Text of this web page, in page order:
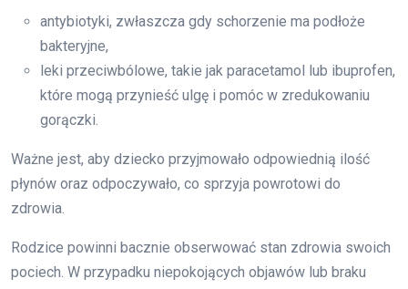
antybiotyki, zwłaszcza gdy schorzenie ma podłoże
bakteryjne,
leki przeciwbólowe, takie jak paracetamol lub ibuprofen,
które mogą przynieść ulgę i pomóc w zredukowaniu
gorączki.
Ważne jest, aby dziecko przyjmowało odpowiednią ilość
płynów oraz odpoczywało, co sprzyja powrotowi do
zdrowia.
Rodzice powinni bacznie obserwować stan zdrowia swoich
pociech. W przypadku niepokojących objawów lub braku